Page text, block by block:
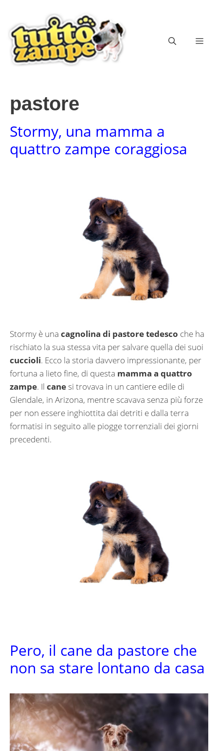
contenuto
pastore
Stormy, una mamma a
quattro zampe coraggiosa
Stormy è una cagnolina di pastore tedesco che ha
rischiato la sua stessa vita per salvare quella dei suoi
cuccioli. Ecco la storia davvero impressionante, per
fortuna a lieto fine, di questa mamma a quattro
zampe. Il canesi trovava in un cantiere edile di
Glendale, in Arizona, mentre scavava senza più forze
per non essere inghiottita dai detriti e dalla terra
formatisi in seguito alle piogge torrenziali dei giorni
precedenti.
Pero, il cane da pastore che
non sa stare lontano da casa